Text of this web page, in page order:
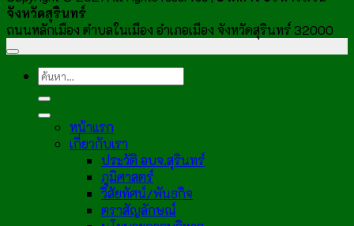
จังหวัดสุรินทร์
ถนนหลักเมือง ตำบลในเมือง อำเภอเมือง จังหวัดสุรินทร์ 32000
หน้าแรก
เกี่ยวกับเรา
ประวัติ อบจ.สุรินทร์
ภูมิศาสตร์
วิสัยทัศน์/พันธกิจ
ตราสัญลักษณ์